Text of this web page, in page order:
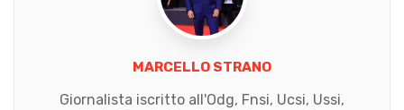
MARCELLO STRANO
Giornalista iscritto all'Odg, Fnsi, Ucsi, Ussi,